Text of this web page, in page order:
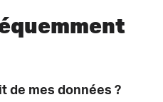
de mes données ?